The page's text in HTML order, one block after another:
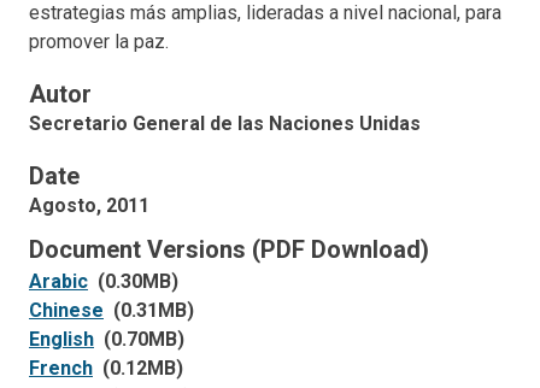
estrategias más amplias, lideradas a nivel nacional, para
promover la paz.
Autor
Secretario General de las Naciones Unidas
Date
Agosto, 2011
Document Versions (PDF Download)
Arabic (0.30MB)
Chinese (0.31MB)
English (0.70MB)
French (0.12MB)